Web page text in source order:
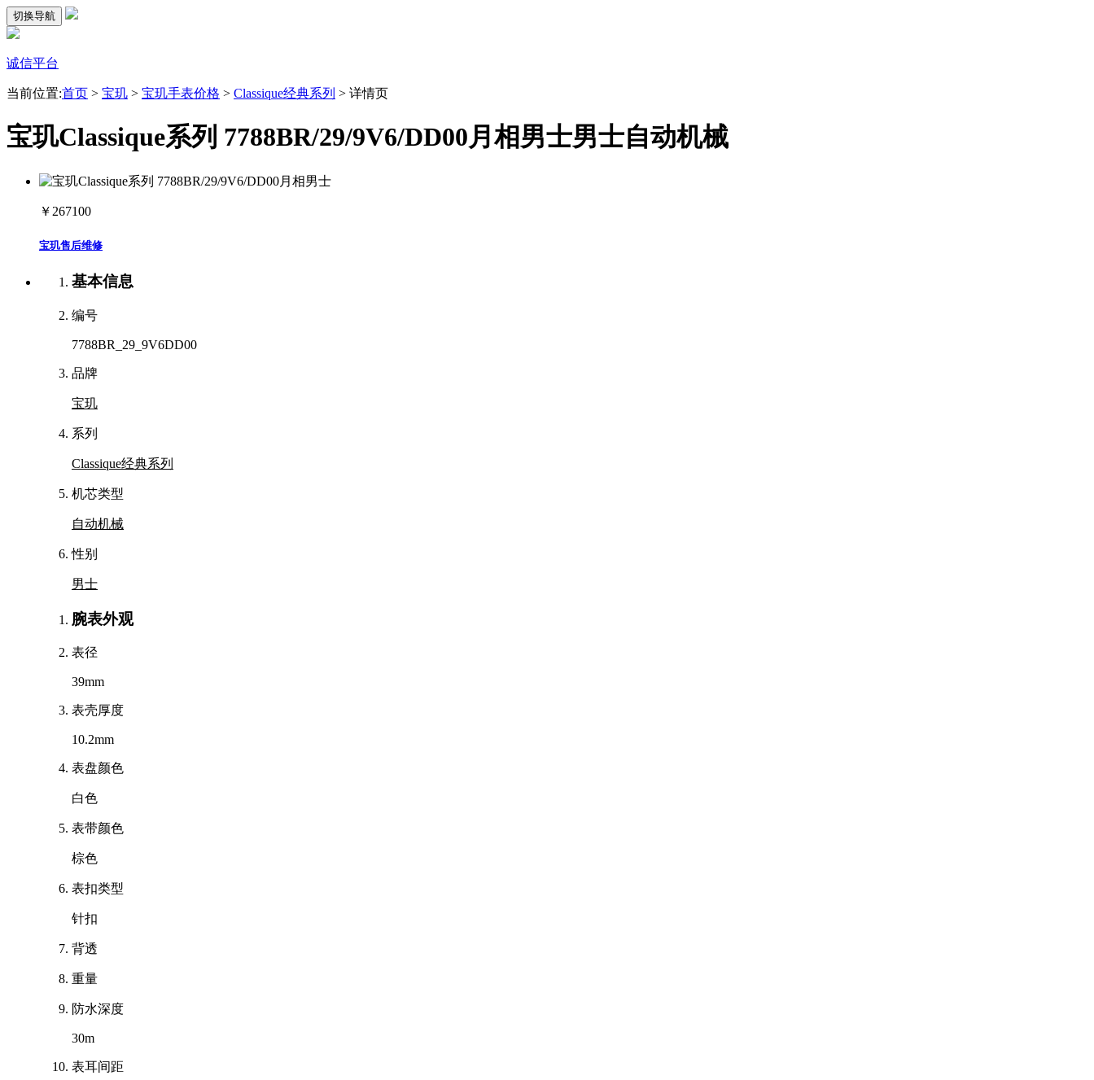
切换导航
诚信平台
当前位置:首页 > 宝玑 > 宝玑手表价格 > Classique经典系列 > 详情页
宝玑Classique系列 7788BR/29/9V6/DD00月相男士男士自动机械
￥267100
宝玑售后维修
基本信息
编号
7788BR_29_9V6DD00
品牌
宝玑
系列
Classique经典系列
机芯类型
自动机械
性别
男士
腕表外观
表径
39mm
表壳厚度
10.2mm
表盘颜色
白色
表带颜色
棕色
表扣类型
针扣
背透
重量
防水深度
30m
表耳间距